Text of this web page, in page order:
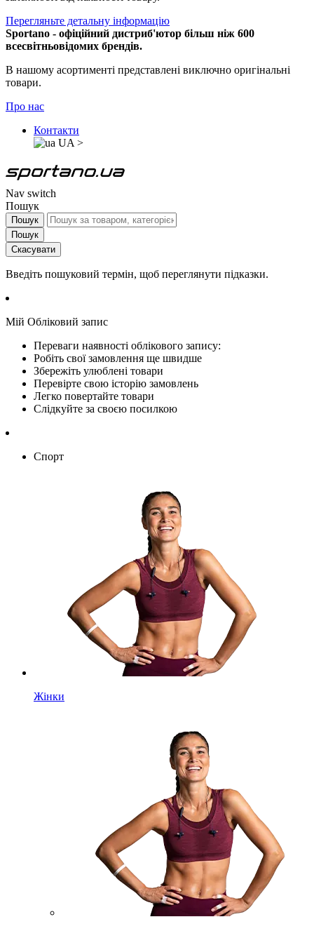
Перегляньте детальну інформацію
Sportano - офіційний дистриб'ютор більш ніж 600
всесвітньовідомих брендів.
В нашому асортименті представлені виключно оригінальні
товари.
Про нас
Контакти
UA >
Nav switch
Пошук
Пошук
Пошук
Скасувати
Введіть пошуковий термін, щоб переглянути підказки.
Мій Обліковий запис
Переваги наявності облікового запису:
Робіть свої замовлення ще швидше
Збережіть улюблені товари
Перевірте свою історію замовлень
Легко повертайте товари
Слідкуйте за своєю посилкою
Спорт
Жінки